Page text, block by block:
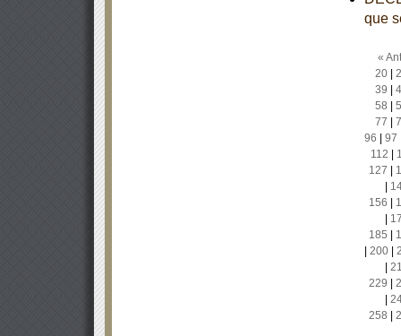
que
«
20|
39
58
77
96
97
112
127
156
185
200|
229
258